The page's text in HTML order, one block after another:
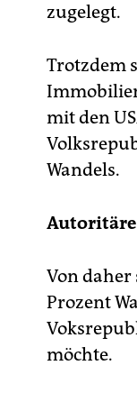
zugelegt.
Trotzdem
mit den
Wandels.
Von
Prozent
möchte.